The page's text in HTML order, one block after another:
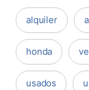
alquiler
honda
usados